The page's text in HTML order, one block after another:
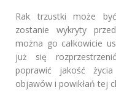
Rak trzustki może
zostanie wykryty
można go całkowicie
już się
poprawić jakość
objawów i powikłań tej